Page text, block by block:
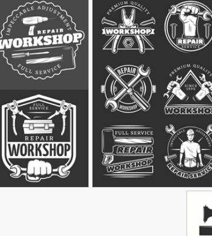
تومان
90,000
وکتور لوگو با موضوع مکانیکی
106